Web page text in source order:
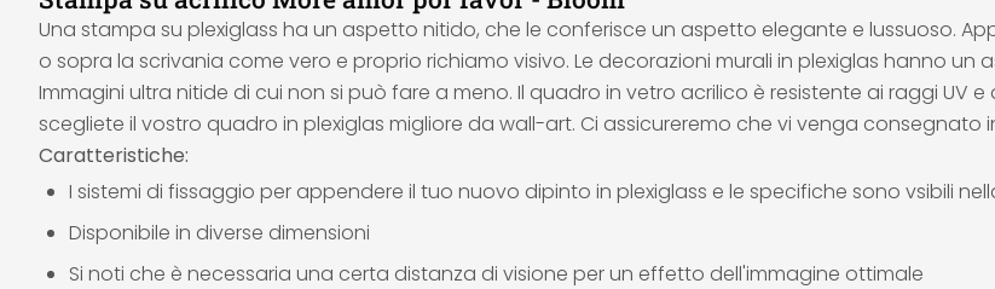
Una stampa su plexiglass ha un aspetto nitido, che le conferisce un aspetto elegante e lussuoso.
o sopra la scrivania come vero e proprio richiamo visivo. Le decorazioni murali in plexiglas hanno un
Immagini ultra nitide di cui non si può fare a meno. Il quadro in vetro acrilico è resistente ai raggi UV
scegliete il vostro quadro in plexiglas migliore da wall-art. Ci assicureremo che vi venga
Caratteristiche:
I sistemi di fissaggio per appendere il tuo nuovo dipinto in plexiglass e le specifiche sono vsibili
Disponibile in diverse dimensioni
Si noti che è necessaria una certa distanza di visione per un effetto dell'immagine ottimale